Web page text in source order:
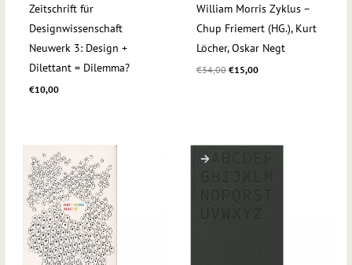
Zeitschrift für
Designwissenschaft
Neuwerk 3: Design +
Dilettant = Dilemma?
€10,00
William Morris Zyklus –
Chup Friemert (HG.), Kurt
Löcher, Oskar Negt
€34,00€15,00